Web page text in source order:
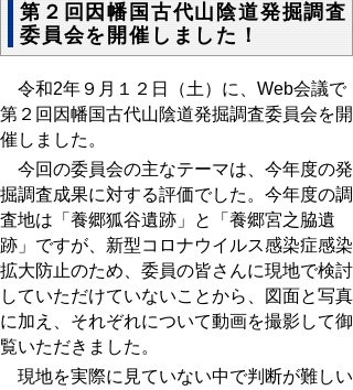
第２回因幡国古代山陰道発掘調査
委員会を開催しました！
令和2年９月１２日（土）に、Web会議で
第２回因幡国古代山陰道発掘調査委員会を開
催しました。
今回の委員会の主なテーマは、今年度の発
掘調査成果に対する評価でした。今年度の調
査地は「養郷狐谷遺跡」と「養郷宮之脇遺
跡」ですが、新型コロナウイルス感染症感染
拡大防止のため、委員の皆さんに現地で検討
していただけていないことから、図面と写真
に加え、それぞれについて動画を撮影して御
覧いただきました。
現地を実際に見ていない中で判断が難しい